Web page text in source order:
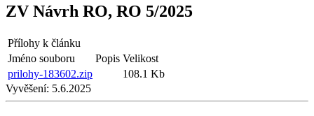
ZV Návrh RO, RO 5/2025
Přílohy k článku
Jméno souboru
Popis Velikost
prilohy-183602.zip
108.1 Kb
Vyvěšení: 5.6.2025